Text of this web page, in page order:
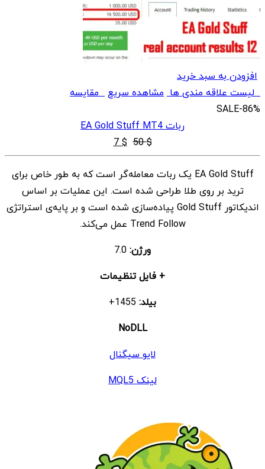
افزودن به سبد خرید
لیست علاقه مندی ها مشاهده سریعمقایسه
SALE-86%
ربات EA Gold Stuff MT4
$
50
قیمت
اصلی
$ 50
بود.
$
7 قیمت
فعلی
$ 7
است.
EA Gold Stuff یک ربات معامله‌گر است که به طور خاص برای
ترید بر روی طلا طراحی شده است. این عملیات بر اساس
اندیکاتور Gold Stuff پیاده‌سازی شده است و بر پایه‌ی استراتژی
Trend Follow عمل می‌کند.
ورژن:
+ فایل تنظیمات
بیلد:
NoDLL
لایو سیگنال
لینک MQL5